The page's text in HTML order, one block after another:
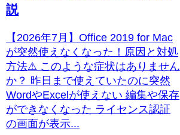
説
【2026年7月】Office 2019 for Mac
が突然使えなくなった！原因と対処
方法⚠ このような症状はありません
か？ 昨日まで使えていたのに突然
WordやExcelが使えない 編集や保存
ができなくなった ライセンス認証
の画面が表示...